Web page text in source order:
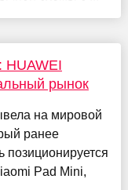
HUAWEI
рынок
на мировой
ранее
позиционируется
Pad Mini,